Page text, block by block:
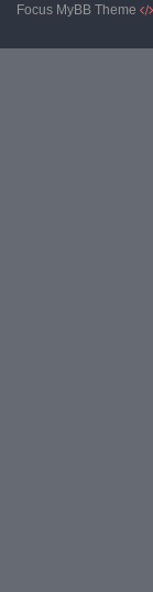
Focus MyBB Theme